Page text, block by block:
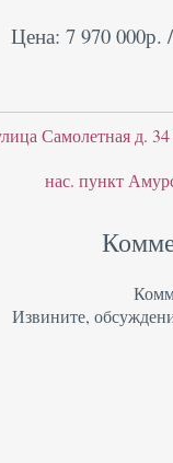
Цена: 7 970 000р.
Самолетная д.
нас. пункт
Извините,